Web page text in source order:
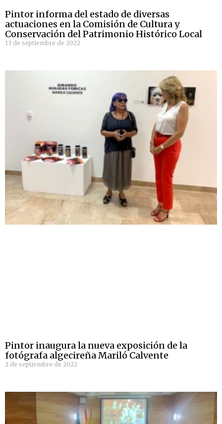
Pintor informa del estado de diversas
actuaciones en la Comisión de Cultura y
Conservación del Patrimonio Histórico Local
13 de septiembre de 2022
Pintor inaugura la nueva exposición de la
fotógrafa algecireña Mariló Calvente
2 de septiembre de 2022